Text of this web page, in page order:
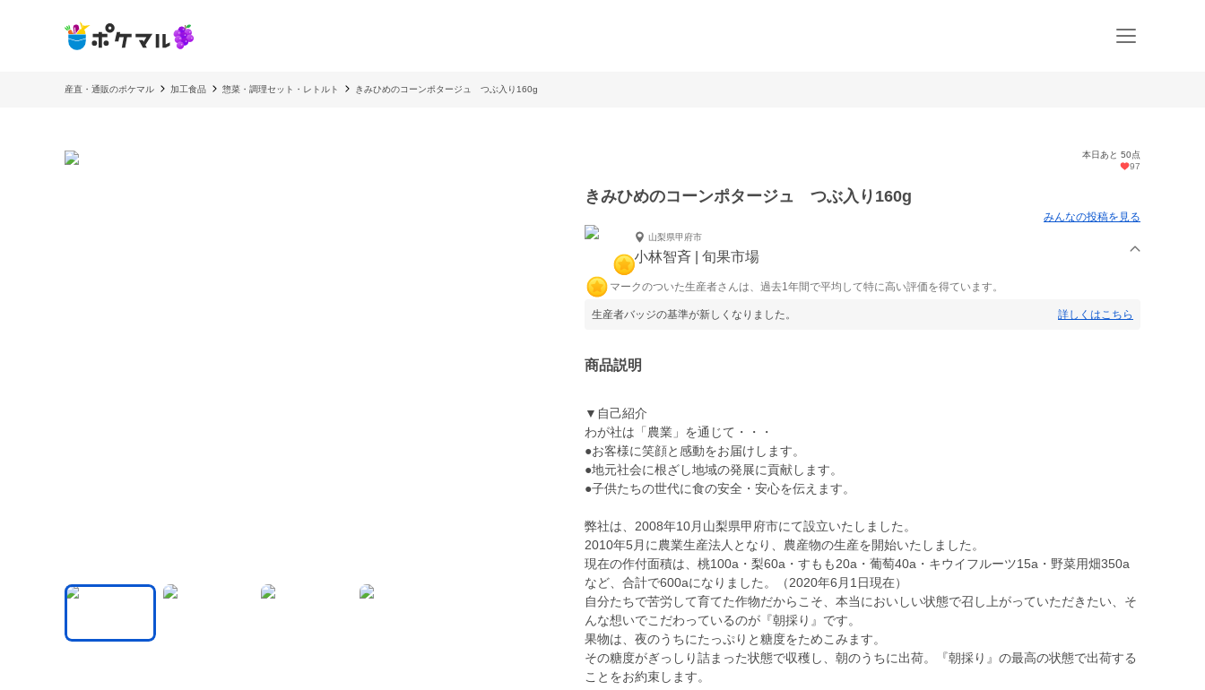
産直・通販のポケマル 加工食品 惣菜・調理セット・レトルト きみひめのコーンポタージュ つぶ入り160g
本日あと 50点
97
きみひめのコーンポタージュ つぶ入り160g
みんなの投稿を見る
山梨県甲府市
小林智斉 | 旬果市場
マークのついた生産者さんは、過去1年間で平均して特に高い評価を得ています。
生産者バッジの基準が新しくなりました。 詳しくはこちら
商品説明
▼自己紹介
わが社は「農業」を通じて・・・
●お客様に笑顔と感動をお届けします。
●地元社会に根ざし地域の発展に貢献します。
●子供たちの世代に食の安全・安心を伝えます。
弊社は、2008年10月山梨県甲府市にて設立いたしました。
2010年5月に農業生産法人となり、農産物の生産を開始いたしました。
現在の作付面積は、桃100a・梨60a・すもも20a・葡萄40a・キウイフルーツ15a・野菜用畑350a
など、合計で600aになりました。（2020年6月1日現在）
自分たちで苦労して育てた作物だからこそ、本当においしい状態で召し上がっていただきたい、そ
んな想いでこだわっているのが『朝採り』です。
果物は、夜のうちにたっぷりと糖度をためこみます。
その糖度がぎっしり詰まった状態で収穫し、朝のうちに出荷。『朝採り』の最高の状態で出荷する
ことをお約束します。